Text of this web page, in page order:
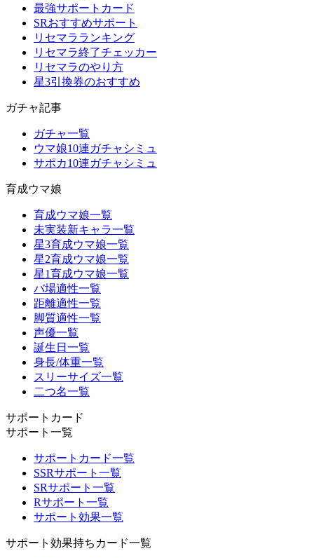
最強サポートカード
SRおすすめサポート
リセマラランキング
リセマラ終了チェッカー
リセマラのやり方
星3引換券のおすすめ
ガチャ記事
ガチャ一覧
ウマ娘10連ガチャシミュ
サポカ10連ガチャシミュ
育成ウマ娘
育成ウマ娘一覧
未実装新キャラ一覧
星3育成ウマ娘一覧
星2育成ウマ娘一覧
星1育成ウマ娘一覧
バ場適性一覧
距離適性一覧
脚質適性一覧
声優一覧
誕生日一覧
身長/体重一覧
スリーサイズ一覧
二つ名一覧
サポートカード
サポート一覧
サポートカード一覧
SSRサポート一覧
SRサポート一覧
Rサポート一覧
サポート効果一覧
サポート効果持ちカード一覧